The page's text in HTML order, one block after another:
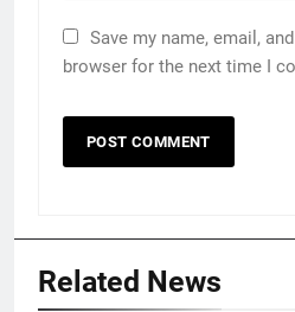
Save my name, email,
browser for the next time I
Related News